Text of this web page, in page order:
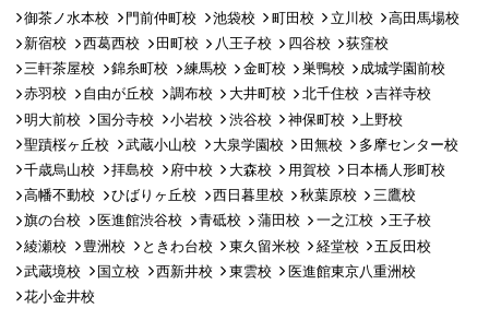
御茶ノ水本校 門前仲町校 池袋校 町田校 立川校
高田馬場校
新宿校
西葛西校 田町校 八王子校 四谷校
荻窪校
三軒茶屋校
錦糸町校 練馬校 金町校 巣鴨校
成城学園前校
赤羽校
自由が丘校 調布校 大井町校 北千住校
吉祥寺校
明大前校
国分寺校 小岩校 渋谷校 神保町校
上野校
聖蹟桜ヶ丘校
武蔵小山校 大泉学園校 田無校
多摩センター校
千歳烏山校
拝島校 府中校 大森校 用賀校
日本橋人形町校
高幡不動校
ひばりヶ丘校 西日暮里校 秋葉原校
三鷹校
旗の台校
医進館渋谷校 青砥校 蒲田校 一之江校
王子校
綾瀬校
豊洲校 ときわ台校 東久留米校 経堂校
五反田校
武蔵境校
国立校 西新井校 東雲校
医進館東京八重洲校
花小金井校